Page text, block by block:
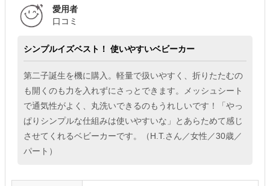
愛用者
口コミ
シンプルイズベスト！ 使いやすいベビーカー
第二子誕生を機に購入。軽量で扱いやすく、折りたたむの
も開くのも力を入れずにさっとできます。メッシュシート
で通気性がよく、丸洗いできるのもうれしいです！「やっ
ぱりシンプルな仕組みは使いやすいな」とあらためて感じ
させてくれるベビーカーです。（H.T.さん／女性／30歳／
パート）